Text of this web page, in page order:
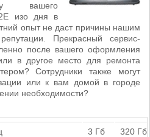
вашего
изо дня в
опыт не даст причины нашим
Прекрасный сервис-
после вашего оформления
в другое место для ремонта
Сотрудники также могут
или к вам домой в городе
необходимости?
3 Гб 320 Гб